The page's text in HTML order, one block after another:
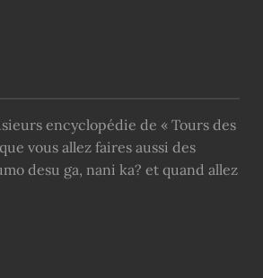
encyclopédie de « Tours des
vous allez faires aussi des
desu ga, nani ka? et quand allez